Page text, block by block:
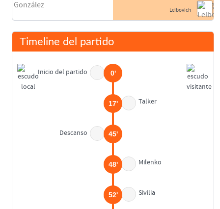
Leibovich
Timeline del partido
Inicio del partido 0'
Talker
17'
Descanso 45'
Milenko
48'
Sivilia
52'